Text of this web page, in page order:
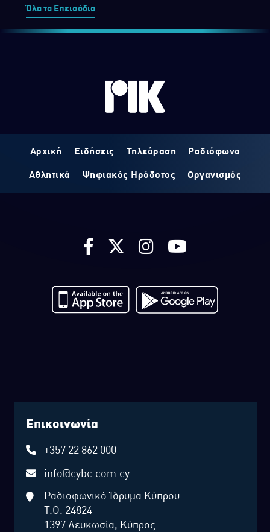
Όλα τα Επεισόδια
Αρχική Ειδήσεις Τηλεόραση Ραδιόφωνο
Αθλητικά Ψηφιακός Ηρόδοτος Οργανισμός
Επικοινωνία
+357 22 862 000
info@cybc.com.cy
Ραδιοφωνικό Ίδρυμα Κύπρου
Τ.Θ. 24824
1397 Λευκωσία, Κύπρος